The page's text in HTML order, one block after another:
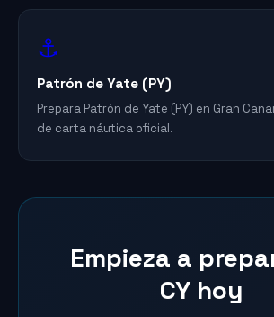
⚓
Patrón de Yate (PY)
Prepara Patrón de Yate (PY) en Gran
de carta náutica oficial.
Empieza a
CY hoy